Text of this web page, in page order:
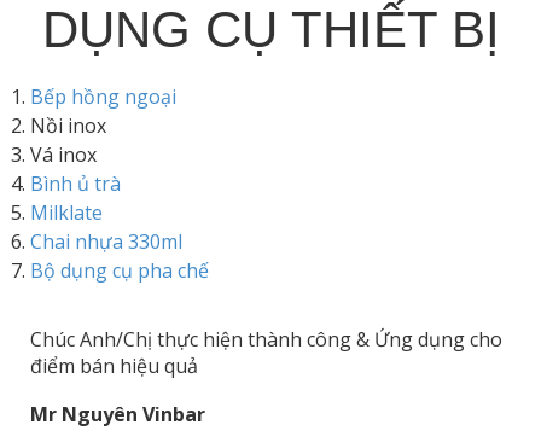
DỤNG CỤ THIẾT BỊ
Bếp hồng ngoại
Nồi inox
Vá inox
Bình ủ trà
Milklate
Chai nhựa 330ml
Bộ dụng cụ pha chế
Chúc Anh/Chị thực hiện thành công & Ứng dụng cho
điểm bán hiệu quả
Mr Nguyên Vinbar